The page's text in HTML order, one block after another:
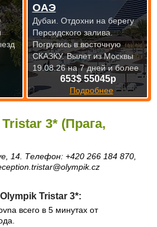
3* (Прага,
14. Телефон: +420 266 184 870,
Tristar 3*:
всего в 5 минутах от
653$ 55045р
Подробнее
ОАЭ
Дубаи. Отдохни на берегу
Персидского залива.
Погрузись в восточную
СКАЗКУ.Вылет из Москвы
19.08.26 на 7 дней и более